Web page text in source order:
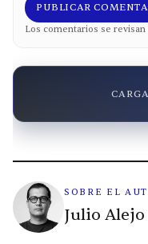
PUBLICAR
Los comentarios se
SOBRE EL
Julio Alejo